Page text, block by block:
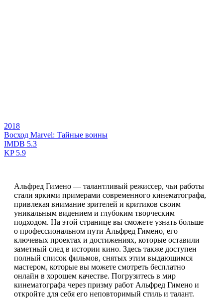
2018
Восход Marvel: Тайные воины
IMDB 5.3
KP5.9
Альфред Гимено — талантливый режиссер, чьи работы
стали яркими примерами современного кинематографа,
привлекая внимание зрителей и критиков своим
уникальным видением и глубоким творческим
подходом. На этой странице вы сможете узнать больше
о профессиональном пути Альфред Гимено, его
ключевых проектах и достижениях, которые оставили
заметный след в истории кино. Здесь также доступен
полный список фильмов, снятых этим выдающимся
мастером, которые вы можете смотреть бесплатно
онлайн в хорошем качестве. Погрузитесь в мир
кинематографа через призму работ Альфред Гимено и
откройте для себя его неповторимый стиль и талант.